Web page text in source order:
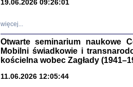
19.06.2026 09:26:01
więcej...
Otwarte seminarium naukowe
Mobilni świadkowie i
kościelna wobec Zagłady
11.06.2026 12:05:44